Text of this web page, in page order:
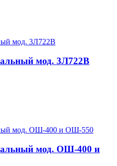
мод. 3Л722В
мод. ОШ-400 и